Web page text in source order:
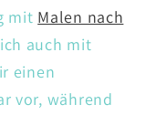
mit Malen nach
auch mit
einen
vor, während